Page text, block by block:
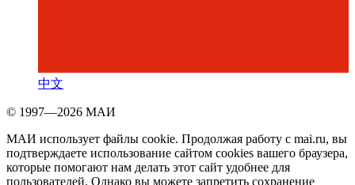
中文
© 1997—2026 МАИ
МАИ использует файлы cookie. Продолжая работу с mai.ru, вы
подтверждаете использование сайтом cookies вашего браузера,
которые помогают нам делать этот сайт удобнее для
пользователей. Однако вы можете запретить сохранение